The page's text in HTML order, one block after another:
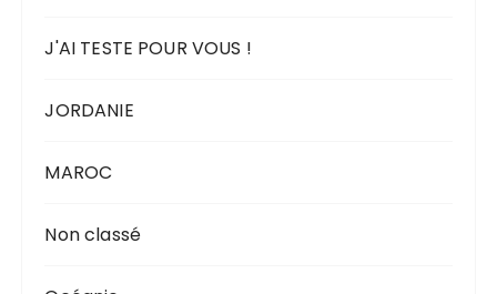
J'AI TESTE POUR VOUS !
JORDANIE
MAROC
Non classé